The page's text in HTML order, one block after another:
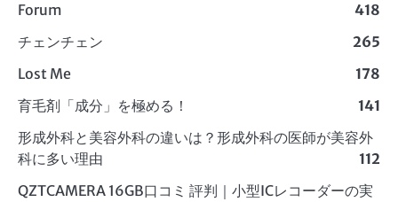
Forum
418
チェンチェン
265
Lost Me
178
育毛剤「成分」を極める！
141
形成外科と美容外科の違いは？形成外科の医師が美容外
科に多い理由
112
QZTCAMERA 16GB口コミ 評判｜小型ICレコーダーの実